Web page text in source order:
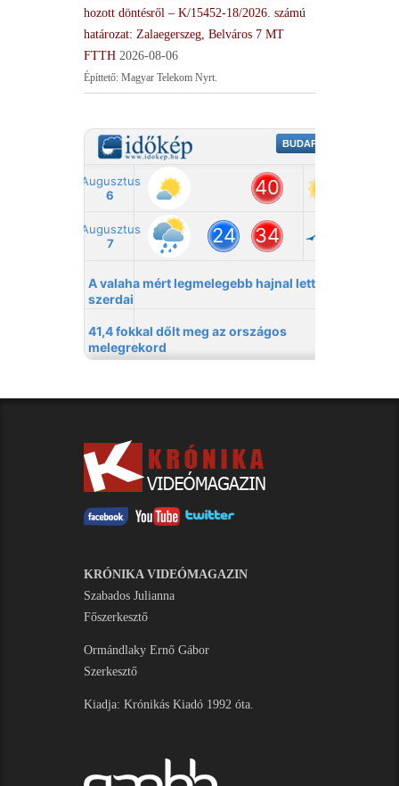
hozott döntésről – K/15452-18/2026. számú
határozat: Zalaegerszeg, Belváros 7 MT
FTTH 2026-08-06
Építtető: Magyar Telekom Nyrt.
KRÓNIKA VIDEÓMAGAZIN
Szabados Julianna
Főszerkesztő
Ormándlaky Ernő Gábor
Szerkesztő
Kiadja: Krónikás Kiadó 1992 óta.